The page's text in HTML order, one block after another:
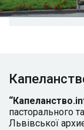
пасторального
Львівської